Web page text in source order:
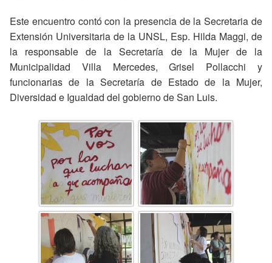
Este encuentro contó con la presencia de la Secretaria de
Extensión Universitaria de la UNSL, Esp. Hilda Maggi, de
la responsable de la Secretaría de la Mujer de la
Municipalidad Villa Mercedes, Grisel Pollacchi y
funcionarias de la Secretaría de Estado de la Mujer,
Diversidad e Igualdad del gobierno de San Luis.